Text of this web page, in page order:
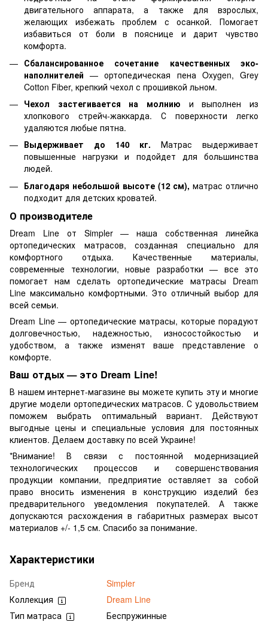
двигательного аппарата, а также для взрослых,
желающих избежать проблем с осанкой. Помогает
избавиться от боли в пояснице и дарит чувство
комфорта.
Сбалансированное сочетание качественных эко-
наполнителей— ортопедическая пена Oxygen, Grey
Cotton Fiber, крепкий чехол с прошивкой льном.
Чехол застегивается на молнию и выполнен из
хлопкового стрейч-жаккарда. С поверхности легко
удаляются любые пятна.
Выдерживает до 140 кг.Матрас выдерживает
повышенные нагрузки и подойдет для большинства
людей.
Благодаря небольшой высоте (12 см), матрас отлично
подходит для детских кроватей.
О производителе
Dream Line от Simpler — наша собственная линейка
ортопедических матрасов, созданная специально для
комфортного отдыха. Качественные материалы,
современные технологии, новые разработки — все это
помогает нам сделать ортопедические матрасы Dream
Line максимально комфортными. Это отличный выбор для
всей семьи.
Dream Line — ортопедические матрасы, которые порадуют
долговечностью, надежностью, износостойкостью и
удобством, а также изменят ваше представление о
комфорте.
Ваш отдых — это Dream Line!
В нашем интернет-магазине вы можете купить эту и многие
другие модели ортопедических матрасов. С удовольствием
поможем выбрать оптимальный вариант. Действуют
выгодные цены и специальные условия для постоянных
клиентов. Делаем доставку по всей Украине!
*Внимание! В связи с постоянной модернизацией
технологических процессов и совершенствования
продукции компании, предприятие оставляет за собой
право вносить изменения в конструкцию изделий без
предварительного уведомления покупателей. А также
допускаются расхождения в габаритных размерах высот
материалов +/- 1,5 см. Спасибо за понимание.
Характеристики
Бренд
Simpler
Коллекция
Dream Line
Тип матраса
Беспружинные